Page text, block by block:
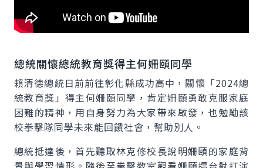
總統關懷總統教育獎得主何姍頤同學
賴清德總統日前前往彰化縣成功高中，關懷「2024總
統教育獎」得主何姍頤同學，肯定姍頤勇敢克服家庭
困難的精神，用自身努力為大家帶來啟發，也勉勵該
校拳擊隊同學未來能回饋社會，幫助別人。
總統抵達後，首先聽取林克修校長說明姍頤的家庭背